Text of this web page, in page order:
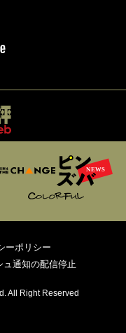
ーポリシー
ュ通知の配信停止
All Right Reserved